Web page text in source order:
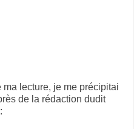
lecture, je me précipitai
de la rédaction dudit